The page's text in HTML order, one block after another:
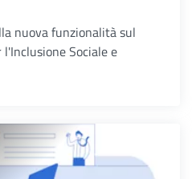
nuova funzionalità sul
Sociale e